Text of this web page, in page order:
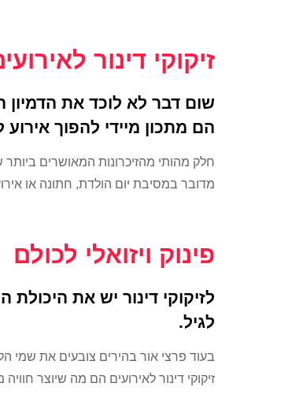
זיקוקי דינור
שום דבר לא לוכד את הדמיון
הם מתכון מיידי להפוך
חלק מהותי מהזיכרונות המאושרים
מדובר במסיבת יום הולדת, חתונה או
פינוק ויזואלי לכולם
לזיקוקי דינור יש את
לגיל.
בעוד פרצי אור בהירים צובעים את שמי
זיקוקי דינור לאירועים הם מה שיוצר